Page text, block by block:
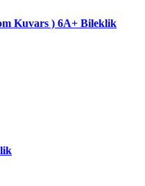
Kuvars ) 6A+ Bileklik